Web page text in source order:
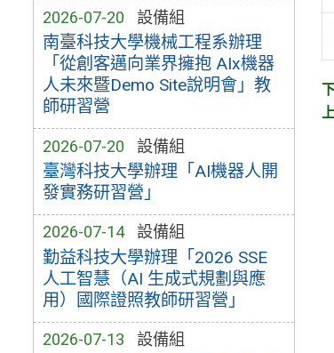
2026-07-20 設備組
南臺科技大學機械工程系辦理
「從創客邁向業界擁抱 AIx機器
人未來暨Demo Site說明會」教
師研習營
2026-07-20 設備組
臺灣科技大學辦理「AI機器人開
發實務研習營」
2026-07-14 設備組
勤益科技大學辦理「2026 SSE
人工智慧（AI 生成式規劃與應
用）國際證照教師研習營」
2026-07-13 設備組